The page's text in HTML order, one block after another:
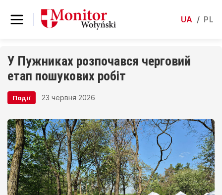
UA / PL
У Пужниках розпочався черговий
етап пошукових робіт
Події 23 червня 2026